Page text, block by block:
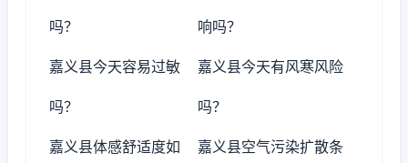
吗？ 响吗？
嘉义县今天容易过敏
吗？
嘉义县今天有风寒风险
吗？
嘉义县体感舒适度如 嘉义县空气污染扩散条